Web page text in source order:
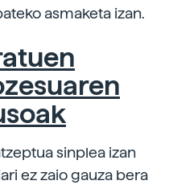
asmaketa izan.
sinplea izan
ez zaio gauza bera